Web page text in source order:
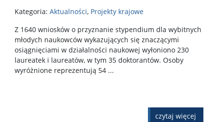
Kategoria: Aktualności, Projekty krajowe
Z 1640 wniosków o przyznanie stypendium dla wybitnych
młodych naukowców wykazujących się znaczącymi
osiągnięciami w działalności naukowej wyłoniono 230
laureatek i laureatów, w tym 35 doktorantów. Osoby
wyróżnione reprezentują 54 ...
czytaj więcej